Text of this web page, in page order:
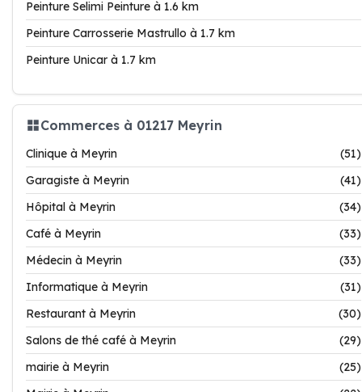
Peinture Selimi Peinture à 1.6 km
Peinture Carrosserie Mastrullo à 1.7 km
Peinture Unicar à 1.7 km
Commerces à 01217 Meyrin
Clinique à Meyrin
(51)
Garagiste à Meyrin
(41)
Hôpital à Meyrin
(34)
Café à Meyrin
(33)
Médecin à Meyrin
(33)
Informatique à Meyrin
(31)
Restaurant à Meyrin
(30)
Salons de thé café à Meyrin
(29)
mairie à Meyrin
(25)